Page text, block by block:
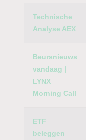
Technische
Analyse AEX
Beursnieuws
vandaag |
LYNX
Morning Call
ETF
beleggen